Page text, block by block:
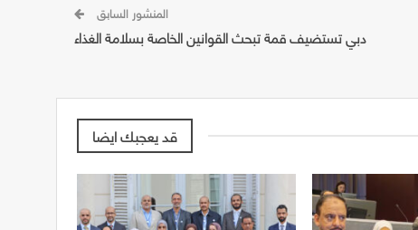
المنشور السابق
دبي تستضيف قمة تبحث القوانين الخاصة بسلامة الغذاء
قد يعجبك ايضا